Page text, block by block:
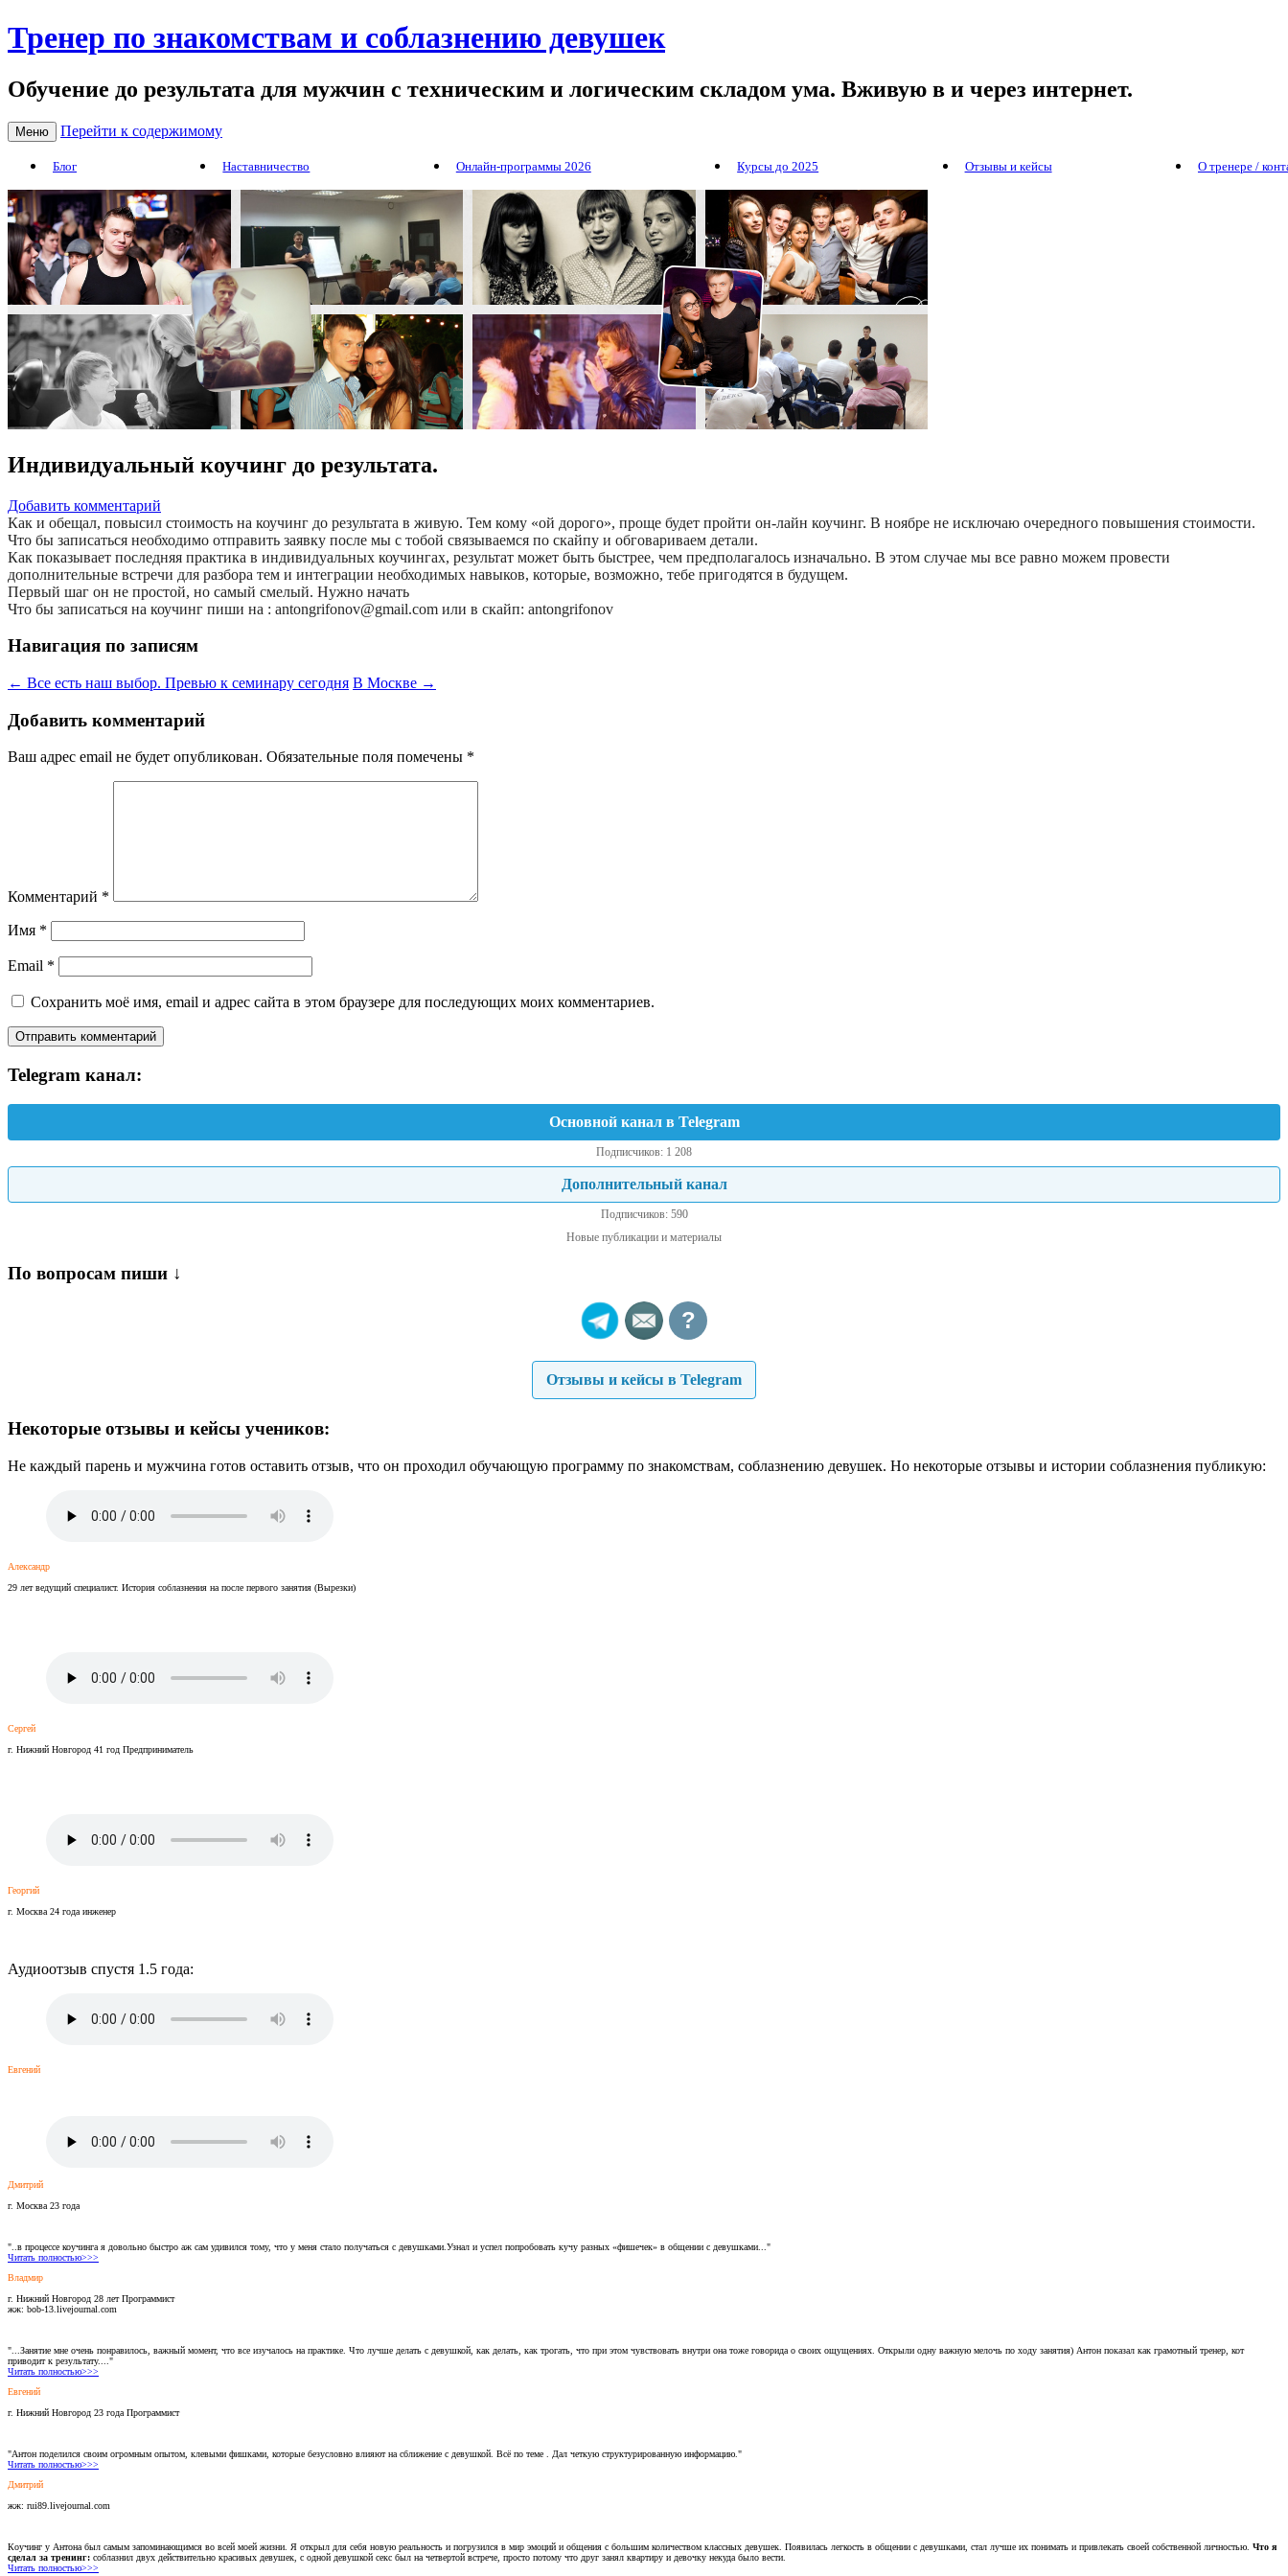
Тренер по знакомствам и соблазнению девушек
Обучение до результата для мужчин с техническим и логическим складом ума. Вживую в и через интернет.
Меню Перейти к содержимому
Блог Наставничество Онлайн-программы 2026 Курсы до 2025 Отзывы и кейсы О тренере /
Индивидуальный коучинг до результата.
Добавить комментарий
Как и обещал, повысил стоимость на коучинг до результата в живую. Тем кому «ой дорого», проще будет пройти он-лайн коучинг. В ноябре не исключаю очередного повышения стоимости.
Что бы записаться необходимо отправить заявку после мы с тобой связываемся по скайпу и обговариваем детали.
Как показывает последняя практика в индивидуальных коучингах, результат может быть быстрее, чем предполагалось изначально. В этом случае мы все равно можем провести
дополнительные встречи для разбора тем и интеграции необходимых навыков, которые, возможно, тебе пригодятся в будущем.
Первый шаг он не простой, но самый смелый. Нужно начать
Что бы записаться на коучинг пиши на : antongrifonov@gmail.com или в скайп: antongrifonov
Навигация по записям
← Все есть наш выбор. Превью к семинару сегодня В Москве →
Добавить комментарий
Ваш адрес email не будет опубликован. Обязательные поля помечены *
Комментарий *
Имя *
Email *
Сохранить моё имя, email и адрес сайта в этом браузере для последующих моих комментариев.
Telegram канал:
Основной канал в Telegram
Подписчиков: 1 208
Дополнительный канал
Подписчиков: 590
Новые публикации и материалы
По вопросам пиши ↓
?
Отзывы и кейсы в Telegram
Некоторые отзывы и кейсы учеников:
Не каждый парень и мужчина готов оставить отзыв, что он проходил обучающую программу по знакомствам, соблазнению девушек. Но некоторые отзывы и истории соблазнения публикую:
Александр
29 лет ведущий специалист. История соблазнения на после первого занятия (Вырезки)
Сергей
г. Нижний Новгород 41 год Предприниматель
Георгий
г. Москва 24 года инженер
Аудиоотзыв спустя 1.5 года:
Евгений
Дмитрий
г. Москва 23 года
"..в процессе коучинга я довольно быстро аж сам удивился тому, что у меня стало получаться с девушками.Узнал и успел попробовать кучу разных «фишечек» в общении с девушками..."
Читать полностью>>>
Владмир
г. Нижний Новгород 28 лет Программист
жж: bob-13.livejournal.com
"...Занятие мне очень понравилось, важный момент, что все изучалось на практике. Что лучше делать с девушкой, как делать, как трогать, что при этом чувствовать внутри она тоже говорида о своих ощущениях. Открыли одну важную мелочь по ходу занятия) Антон показал как грамотный тренер, кот
приводит к результату...."
Читать полностью>>>
Евгений
г. Нижний Новгород 23 года Программист
"Антон поделился своим огромным опытом, клевыми фишками, которые безусловно влияют на сближение с девушкой. Всё по теме . Дал четкую структурированную информацию."
Читать полностью>>>
Дмитрий
жж: rui89.livejournal.com
Коучинг у Антона был самым запоминающимся во всей моей жизни. Я открыл для себя новую реальность и погрузился в мир эмоций и общения с большим количеством классных девушек. Появилась легкость в общении с девушками, стал лучше их понимать и привлекать своей собственной личностью. Что я
сделал за тренинг: соблазнил двух действительно красивых девушек, с одной девушкой секс был на четвертой встрече, просто потому что друг занял квартиру и девочку некуда было вести.
Читать полностью>>>